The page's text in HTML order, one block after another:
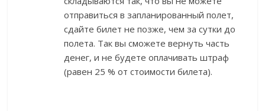
отправиться в запланированный полет,
сдайте билет не позже, чем за сутки до
полета. Так вы сможете вернуть часть
денег, и не будете оплачивать штраф
(равен 25 % от стоимости билета).